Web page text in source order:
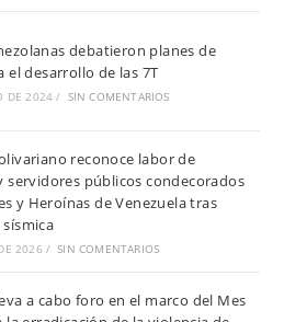
debatieron planes de
el desarrollo de las 7T
DE 2024 / SIN COMENTARIOS
reconoce labor de
servidores públicos condecorados
y Heroínas de Venezuela tras
2026 / SIN COMENTARIOS
a cabo foro en el marco del Mes